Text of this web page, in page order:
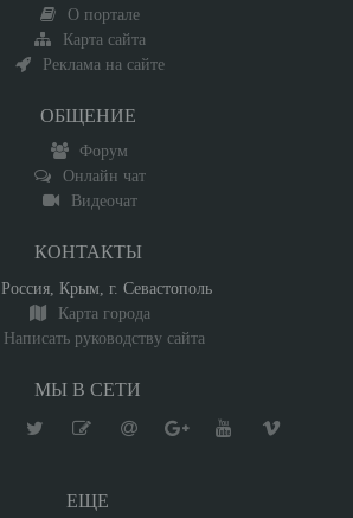
О портале
Карта сайта
Реклама на сайте
ОБЩЕНИЕ
Форум
Онлайн чат
Видеочат
КОНТАКТЫ
Россия, Крым, г. Севастополь
Карта города
Написать руководству сайта
МЫ В СЕТИ
ЕЩЕ